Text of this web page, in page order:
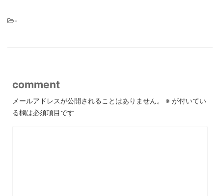
-
comment
メールアドレスが公開されることはありません。 ※ が付いてい
る欄は必須項目です